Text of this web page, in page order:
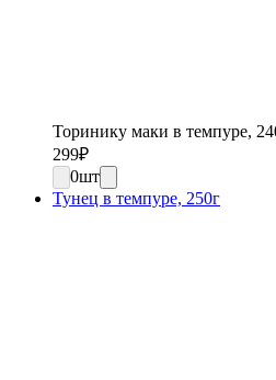
Торинику маки в темпуре,
299₽
0шт
Тунец в темпуре, 250г